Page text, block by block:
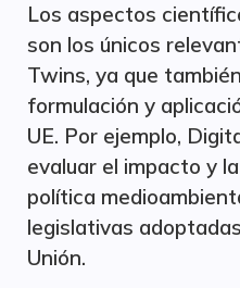
Los aspectos
son los únicos
Twins, ya que
formulación y
UE. Por ejemplo,
evaluar el impacto y
política
legislativas
Unión.